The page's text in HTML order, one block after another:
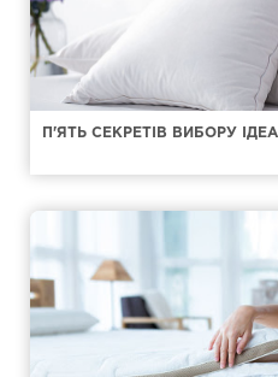
П'ЯТЬ СЕКРЕТІВ ВИБОРУ